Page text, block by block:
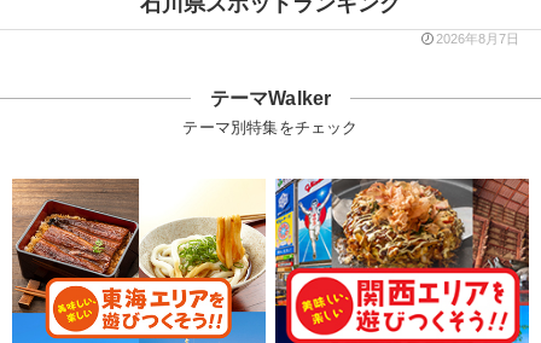
2026年8月7日
テーマWalker
テーマ別特集をチェック